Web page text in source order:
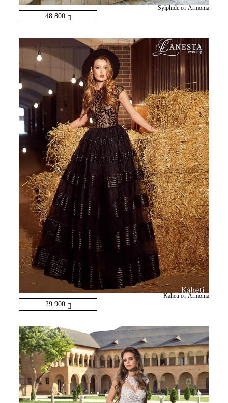
48 800
Sylphide от Armonia
29 900
Kaheti от Armonia